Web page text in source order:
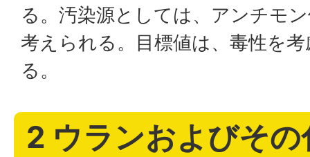
る。汚染源としては、アンチモ
考えられる。目標値は、毒性を
る。
2 ウランおよびその